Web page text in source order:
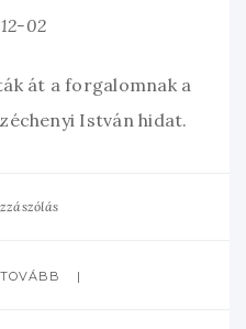
02
át a forgalomnak a
István hidat.